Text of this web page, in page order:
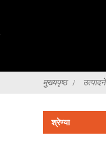
मुख्यपृष्ठ उत्पादने
श्रेण्या